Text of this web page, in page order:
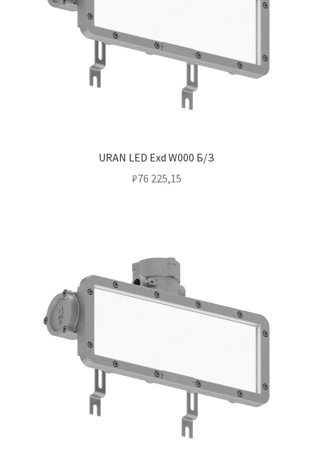
URAN LED Exd W000 Б/З
₽76 225,15